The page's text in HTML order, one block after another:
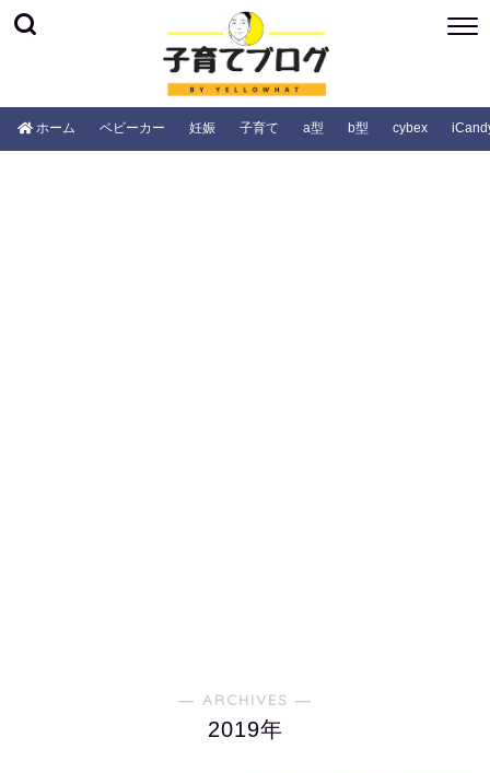
ホーム ベビーカー 妊娠 子育て a型 b型 cybex
― ARCHIVES ―
2019年